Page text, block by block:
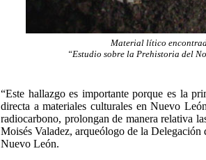
Material lítico
“Estudio sobre la Prehistoria del
“Este hallazgo es importante porque es la
directa a materiales culturales en Nuevo
radiocarbono, prolongan de manera relativa
Moisés Valadez, arqueólogo de la
Nuevo León.